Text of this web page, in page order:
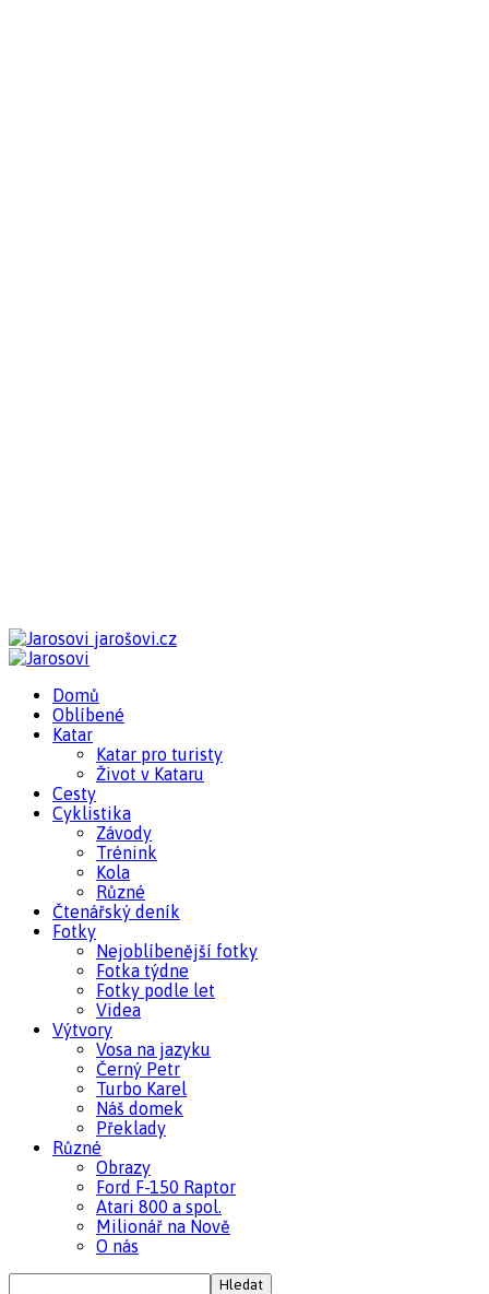
jarošovi.cz
Domů
Oblíbené
Katar
Katar pro turisty
Život v Kataru
Cesty
Cyklistika
Závody
Trénink
Kola
Různé
Čtenářský deník
Fotky
Nejoblíbenější fotky
Fotka týdne
Fotky podle let
Videa
Výtvory
Vosa na jazyku
Černý Petr
Turbo Karel
Náš domek
Překlady
Různé
Obrazy
Ford F-150 Raptor
Atari 800 a spol.
Milionář na Nově
O nás